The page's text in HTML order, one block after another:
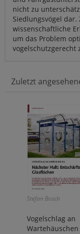
nicht zu
Siedlungsvögel
wissenschaftliche
um das Problem
vogelschutzgerecht
Zuletzt
Stefan Bosch
Vogelschlag an
Wartehäuschen